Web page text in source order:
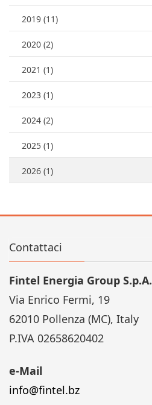
2019 (11)
2020 (2)
2021 (1)
2023 (1)
2024 (2)
2025 (1)
2026 (1)
Contattaci
Fintel Energia Group S.p.A.
Via Enrico Fermi, 19
62010 Pollenza (MC), Italy
P.IVA 02658620402
e-Mail
info@fintel.bz